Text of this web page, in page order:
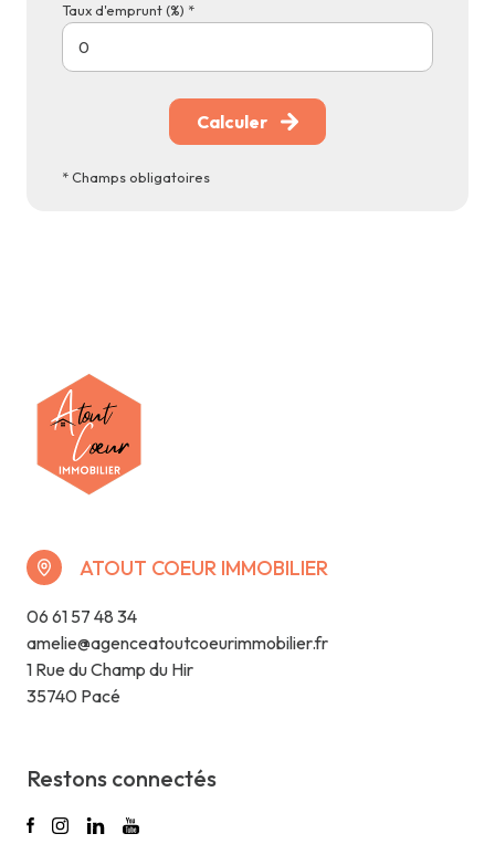
Taux d'emprunt (%) *
Calculer
* Champs obligatoires
ATOUT COEUR IMMOBILIER
06 61 57 48 34
amelie@agenceatoutcoeurimmobilier.fr
1 Rue du Champ du Hir
35740 Pacé
Restons connectés